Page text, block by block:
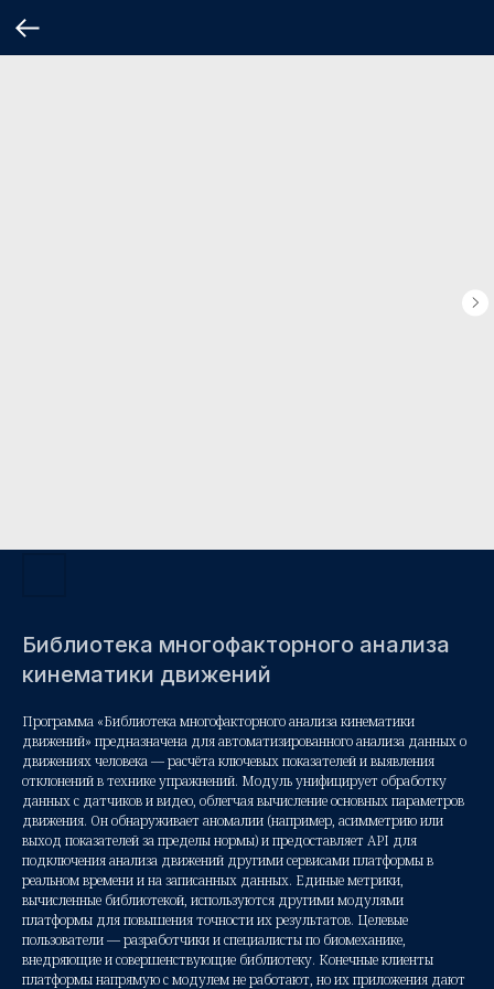
Библиотека многофакторного анализа
кинематики движений
Программа «Библиотека многофакторного анализа кинематики
движений» предназначена для автоматизированного анализа данных о
движениях человека — расчёта ключевых показателей и выявления
отклонений в технике упражнений. Модуль унифицирует обработку
данных с датчиков и видео, облегчая вычисление основных параметров
движения. Он обнаруживает аномалии (например, асимметрию или
выход показателей за пределы нормы) и предоставляет API для
подключения анализа движений другими сервисами платформы в
реальном времени и на записанных данных. Единые метрики,
вычисленные библиотекой, используются другими модулями
платформы для повышения точности их результатов. Целевые
пользователи — разработчики и специалисты по биомеханике,
внедряющие и совершенствующие библиотеку. Конечные клиенты
платформы напрямую с модулем не работают, но их приложения дают